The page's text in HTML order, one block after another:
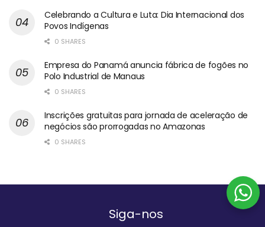
Celebrando a Cultura e Luta: Dia Internacional dos
Povos Indígenas
0 SHARES
Empresa do Panamá anuncia fábrica de fogões no
Polo Industrial de Manaus
0 SHARES
Inscrições gratuitas para jornada de aceleração de
negócios são prorrogadas no Amazonas
0 SHARES
Siga-nos